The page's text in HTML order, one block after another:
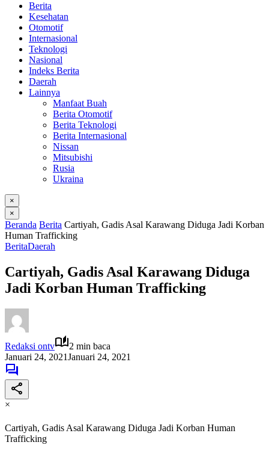
Berita
Kesehatan
Otomotif
Internasional
Teknologi
Nasional
Indeks Berita
Daerah
Lainnya
Manfaat Buah
Berita Otomotif
Berita Teknologi
Berita Internasional
Nissan
Mitsubishi
Rusia
Ukraina
×
×
Beranda Berita Cartiyah, Gadis Asal Karawang Diduga Jadi Korban
Human Trafficking
BeritaDaerah
Cartiyah, Gadis Asal Karawang Diduga
Jadi Korban Human Trafficking
Redaksi ontv
2 min baca
Januari 24, 2021Januari 24, 2021
×
Cartiyah, Gadis Asal Karawang Diduga Jadi Korban Human
Trafficking